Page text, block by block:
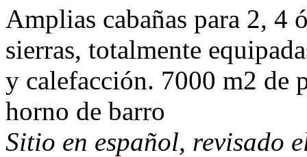
Amplias cabañas para 2, 4
sierras, totalmente
y calefacción. 7000 m2 de
horno de barro
Sitio en español, revisado